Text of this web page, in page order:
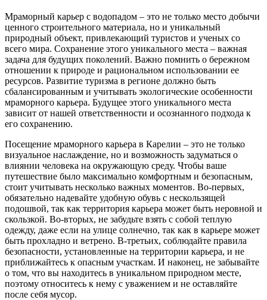
Мраморный карьер с водопадом – это не только место добычи
ценного строительного материала, но и уникальный
природный объект, привлекающий туристов и ученых со
всего мира. Сохранение этого уникального места – важная
задача для будущих поколений. Важно помнить о бережном
отношении к природе и рациональном использовании ее
ресурсов. Развитие туризма в регионе должно быть
сбалансированным и учитывать экологические особенности
мраморного карьера. Будущее этого уникального места
зависит от нашей ответственности и осознанного подхода к
его сохранению.
Посещение мраморного карьера в Карелии – это не только
визуальное наслаждение, но и возможность задуматься о
влиянии человека на окружающую среду. Чтобы ваше
путешествие было максимально комфортным и безопасным,
стоит учитывать несколько важных моментов. Во-первых,
обязательно надевайте удобную обувь с нескользящей
подошвой, так как территория карьера может быть неровной и
скользкой. Во-вторых, не забудьте взять с собой теплую
одежду, даже если на улице солнечно, так как в карьере может
быть прохладно и ветрено. В-третьих, соблюдайте правила
безопасности, установленные на территории карьера, и не
приближайтесь к опасным участкам. И наконец, не забывайте
о том, что вы находитесь в уникальном природном месте,
поэтому относитесь к нему с уважением и не оставляйте
после себя мусор.